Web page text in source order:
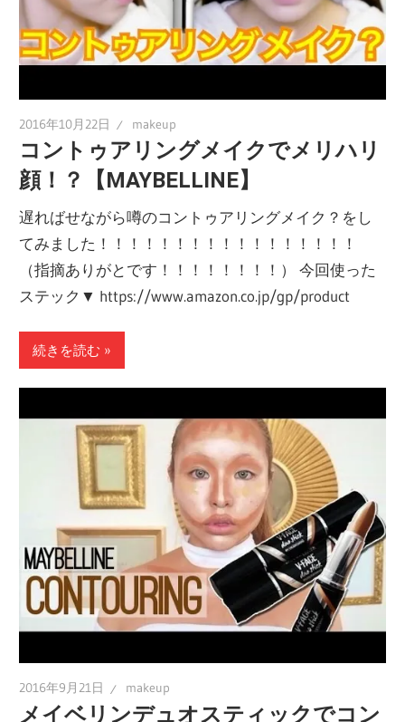
2016年10月22日 makeup
コントゥアリングメイクでメリハリ
顔！？【MAYBELLINE】
遅ればせながら噂のコントゥアリングメイク？をし
てみました！！！！！！！！！！！！！！！！！
（指摘ありがとです！！！！！！！！） 今回使った
ステック▼ https://www.amazon.co.jp/gp/product
続きを読む
2016年9月21日 makeup
メイベリンデュオスティックでコン